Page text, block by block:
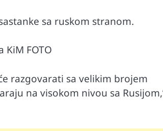
sa ruskom stranom.
FOTO
razgovarati sa velikim brojem
na visokom nivou sa